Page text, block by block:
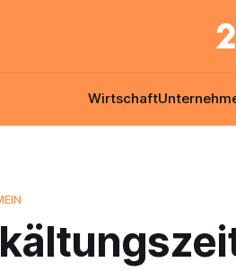
Wirtschaft